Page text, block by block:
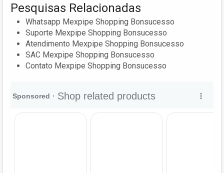
Pesquisas Relacionadas
Whatsapp Mexpipe Shopping Bonsucesso
Suporte Mexpipe Shopping Bonsucesso
Atendimento Mexpipe Shopping Bonsucesso
SAC Mexpipe Shopping Bonsucesso
Contato Mexpipe Shopping Bonsucesso